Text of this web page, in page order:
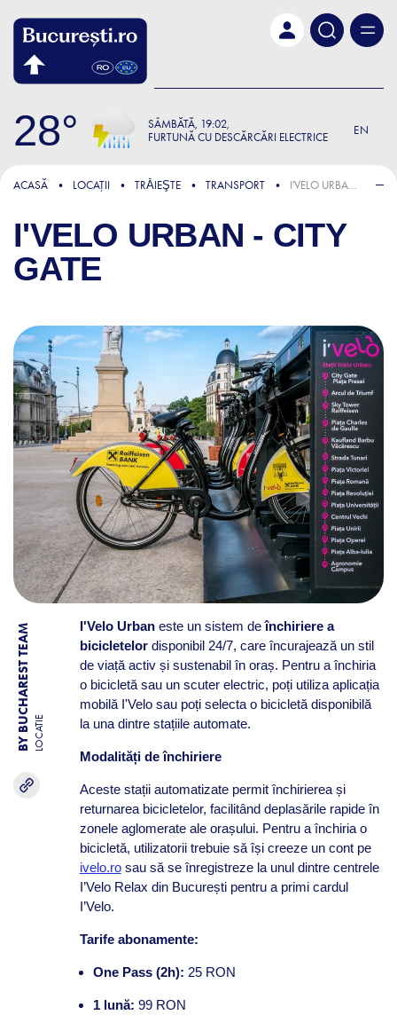
28 SÂMBĂTĂ 19:02
FURTUNĂ CU DESCĂRCĂRI ELECTRICE
EN
ACASĂ LOCAȚII TRǍIEŞTE TRANSPORT I'VELO URBAN - CITY GATE
I'VELO URBAN - CITY
GATE
BY BUCHAREST TEAM LOCATIE
I'Velo Urbaneste un sistem deînchiriere a
bicicletelordisponibil 24/7, care încurajează un stil
de viață activ și sustenabil în oraș. Pentru a închiria
o bicicletă sau un scuter electric, poți utiliza aplicația
mobilă I'Velo sau poți selecta o bicicletă disponibilă
la una dintre stațiile automate.​
Modalități de închiriere
Aceste stații automatizate permit închirierea și
returnarea bicicletelor, facilitând deplasările rapide în
zonele aglomerate ale orașului. Pentru a închiria o
bicicletă, utilizatorii trebuie să își creeze un cont pe
ivelo.rosau să se înregistreze la unul dintre centrele
I’Velo Relax din București pentru a primi cardul
I’Velo.
Tarife abonamente:
One Pass (2h): 25 RON
1 lună: 99 RON​